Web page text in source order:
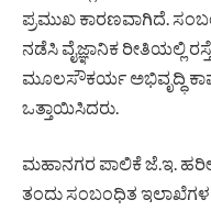
ಪ್ರಮುಖ ಕಾರಣವಾಗಿದೆ.
ನಡೆಸಿ ವೈಜ್ಞಾನಿಕ ರೀತಿಯಲ್ಲಿ
ಮೂಲಸೌಕರ್ಯ ಅಭಿವೃದ್ಧಿ
ಒತ್ತಾಯಿಸಿದರು.
ಮಹಾನಗರ ಪಾಲಿಕೆ ಜೆ.ಇ.
ತಂದು ಸಂಬಂಧಿತ ಇಲಾಖೆಗಳ